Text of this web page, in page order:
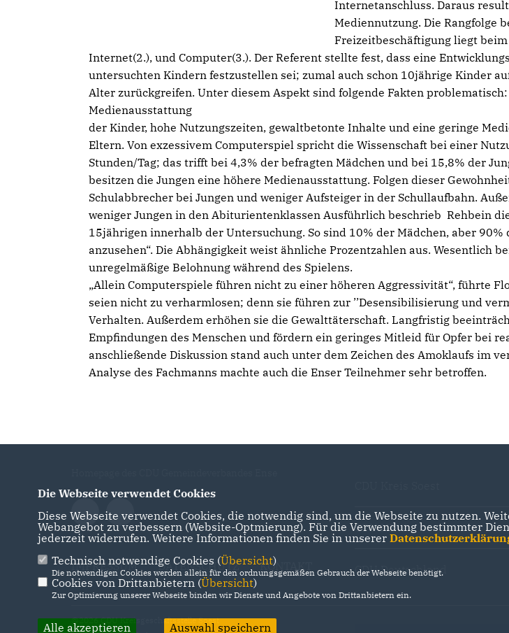
Internetanschluss. Daraus
Mediennutzung. Die Rangfolge
Freizeitbeschäftigung liegt beim
Internet(2.), und Computer(3.). Der Referent stellte fest, dass eine
untersuchten Kindern festzustellen sei; zumal auch schon 10jährige Kinder
Alter zurückgreifen. Unter diesem Aspekt sind folgende Fakten
Medienausstattung
der Kinder, hohe Nutzungszeiten, gewaltbetonte Inhalte und eine geringe
Eltern. Von exzessivem Computerspiel spricht die Wissenschaft bei einer
Stunden/Tag; das trifft bei 4,3% der befragten Mädchen und bei 15,8% der
besitzen die Jungen eine höhere Medienausstattung. Folgen dieser
Schulabbrecher bei Jungen und weniger Aufsteiger in der Schullaufbahn.
weniger Jungen in den Abiturientenklassen Ausführlich beschrieb Rehbein
15jährigen innerhalb der Untersuchung. So sind 10% der Mädchen, aber 90%
anzusehen“. Die Abhängigkeit weist ähnliche Prozentzahlen aus. Wesentlich
unregelmäßige Belohnung während des Spielens.
Allein Computerspiele führen nicht zu einer höheren Aggressivität“, führte
seien nicht zu verharmlosen; denn sie führen zur ’’Desensibilisierung und
Verhalten. Außerdem erhöhen sie die Gewalttäterschaft. Langfristig
Empfindungen des Menschen und fördern ein geringes Mitleid für Opfer bei
anschließende Diskussion stand auch unter dem Zeichen des Amoklaufs im
Analyse des Fachmanns machte auch die Enser Teilnehmer sehr betroffen.
IMPRESSUM DATENSCHUTZ KONTAKT
CDU NRW
CDU Deutschland
@2026 CDU Kreisgeschäftsstelle Soest
Die Webseite verwendet Cookies
Diese Webseite verwendet Cookies, die notwendig sind, um die Webseite zu nutzen.
Webangebot zu verbessern (Website-Optmierung). Für die Verwendung bestimmter
jederzeit widerrufen. Weitere Informationen finden Sie in unserer
Technisch notwendige Cookies (Übersicht)
Die notwendigen Cookies werden allein für den ordnungsgemäßen Gebrauch der Webseite benötigt.
Cookies von Drittanbietern (Übersicht)
Zur Optimierung unserer Webseite binden wir Dienste und Angebote von Drittanbietern ein.
Alle akzeptieren Auswahl speichern